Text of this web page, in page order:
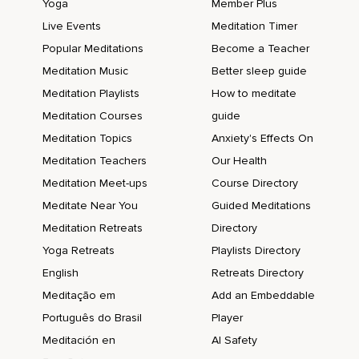
Was gerade passt und es gibt so ein Beispiel,
Ich habe hier mal so ein paar Sachen rausgesucht,
Ich will dazu jetzt gar nicht so viel sagen,
Zum Beispiel gibt es die Metta-Meditation,
Kennt man vielleicht,
Das ist so eine buddhistische Meditation,
Also dass man quasi sich selber Liebe und Güte gibt und
Also ich finde es eine sehr schöne Meditation,
Yoga
Live Events
Popular Meditations
Meditation Music
Meditation Playlists
Meditation Courses
Meditation Topics
Meditation Teachers
Meditation Meet-ups
Meditate Near You
Meditation Retreats
Yoga Retreats
English
Meditação em
Português do Brasil
Meditación en
Member Plus
Meditation Timer
Become a Teacher
Better sleep guide
How to meditate
guide
Anxiety's Effects On
Our Health
Course Directory
Guided Meditations
Directory
Playlists Directory
Retreats Directory
Add an Embeddable
Player
AI Safety